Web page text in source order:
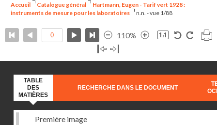
élévé
Accueil Catalogue général
Hartmann, Eugen - Tarif vert 1928 :
instruments de mesure pour les laboratoires
n.n. - vue 1/88
110%
TABLE
DES
MATIÈRES
RECHERCHE DANS LE DOCUMENT
Première image